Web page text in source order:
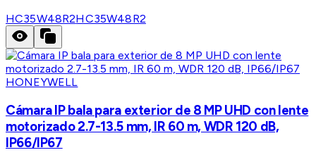
HC35W48R2HC35W48R2
HONEYWELL
Cámara IP bala para exterior de 8 MP UHD con lente
motorizado 2.7-13.5 mm, IR 60 m, WDR 120 dB,
IP66/IP67